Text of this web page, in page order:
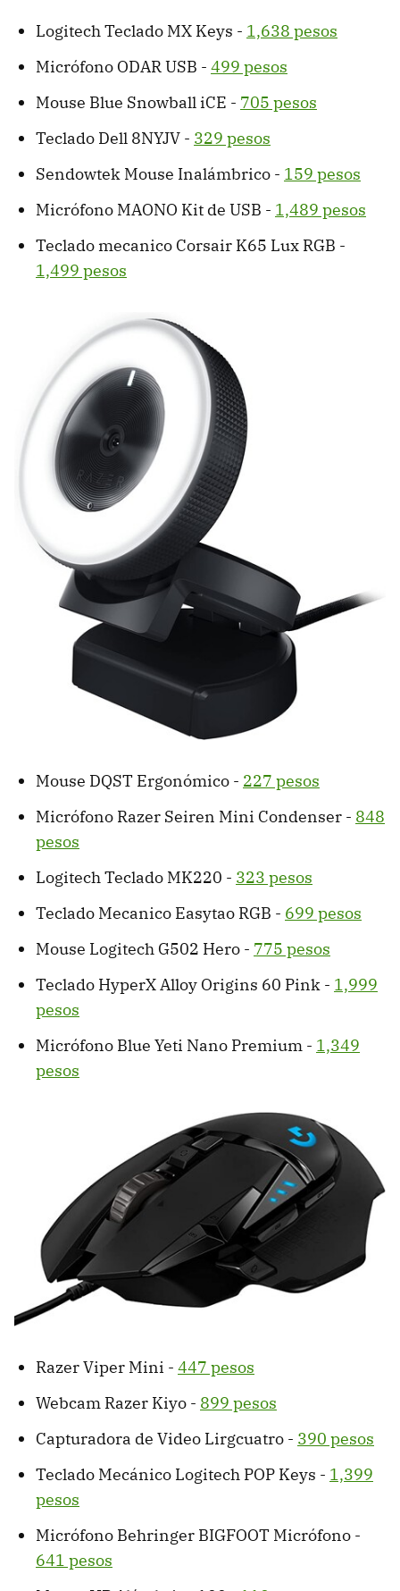
Logitech Teclado MX Keys - 1,638 pesos
Micrófono ODAR USB - 499 pesos
Mouse Blue Snowball iCE - 705 pesos
Teclado Dell 8NYJV - 329 pesos
Sendowtek Mouse Inalámbrico - 159 pesos
Micrófono MAONO Kit de USB - 1,489 pesos
Teclado mecanico Corsair K65 Lux RGB -
1,499 pesos
Mouse DQST Ergonómico - 227 pesos
Micrófono Razer Seiren Mini Condenser - 848
pesos
Logitech Teclado MK220 - 323 pesos
Teclado Mecanico Easytao RGB - 699 pesos
Mouse Logitech G502 Hero - 775 pesos
Teclado HyperX Alloy Origins 60 Pink - 1,999
pesos
Micrófono Blue Yeti Nano Premium - 1,349
pesos
Razer Viper Mini - 447 pesos
Webcam Razer Kiyo - 899 pesos
Capturadora de Video Lirgcuatro - 390 pesos
Teclado Mecánico Logitech POP Keys - 1,399
pesos
Micrófono Behringer BIGFOOT Micrófono -
641 pesos